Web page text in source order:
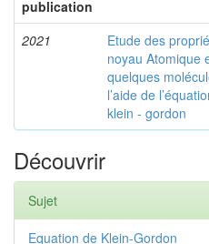
publication
2021
Etude des
noyau Atomique
quelques
l’aide de
klein - gordon
Découvrir
Sujet
Equation de Klein-Gordon